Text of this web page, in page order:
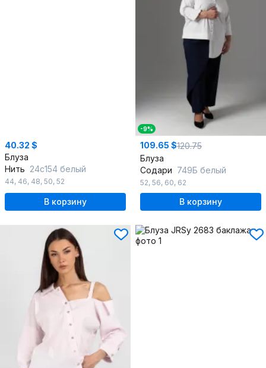
40.32 $
Блуза
Нить 24с154 белый
44, 46, 48, 50, 52
В корзину
-9%
109.65 $120.75
Блуза
Содари 749Б белый
52, 56, 60, 62
В корзину